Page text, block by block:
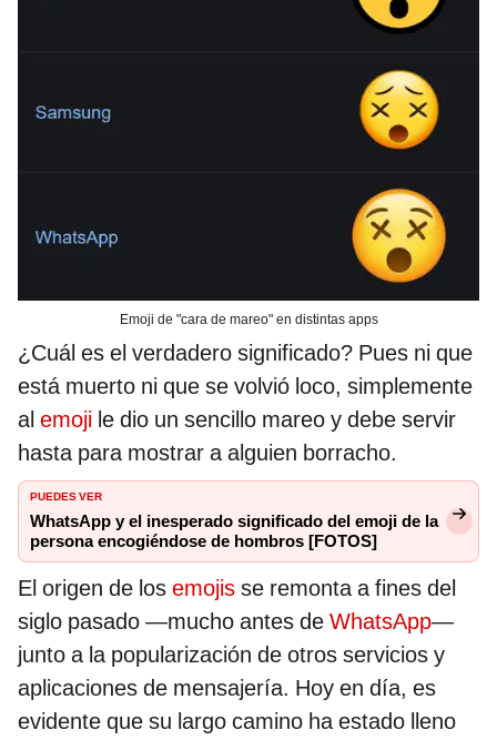
Emoji de "cara de mareo" en distintas apps
¿Cuál es el verdadero significado? Pues ni que
está muerto ni que se volvió loco, simplemente
al emoji le dio un sencillo mareo y debe servir
hasta para mostrar a alguien borracho.
PUEDES VER
WhatsApp y el inesperado significado del emoji de la
persona encogiéndose de hombros [FOTOS]
El origen de los emojis se remonta a fines del
siglo pasado —mucho antes de WhatsApp—
junto a la popularización de otros servicios y
aplicaciones de mensajería. Hoy en día, es
evidente que su largo camino ha estado lleno